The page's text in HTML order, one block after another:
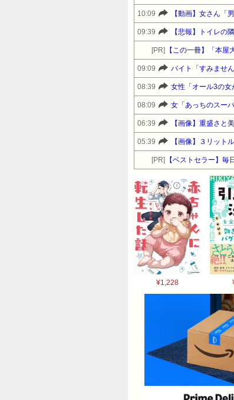
10:09 【動画】女さん「
09:39 【悲報】トイレの
[PR] 【この一冊】「本屋
09:09 バイト「すみませ
08:39 女性「オール3の
08:09 女「あっちのスー
06:39 【画像】重盛さと
05:39 【画像】３リット
[PR] 【ベストセラー】
¥1,228